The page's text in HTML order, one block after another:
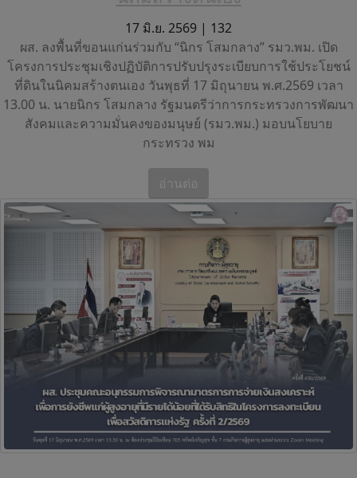
17 มิ.ย. 2569 | 132
ผส. ลงพื้นที่ขอนแก่นร่วมกับ “นิกร โสมกลาง” รมว.พม. เปิด
โครงการประชุมเชิงปฏิบัติการปรับปรุงระเบียบการใช้ประโยชน์
ที่ดินในนิคมสร้างตนเอง วันพุธที่ 17 มิถุนายน พ.ศ.2569 เวลา
13.00 น. นายนิกร โสมกลาง รัฐมนตรีว่าการกระทรวงการพัฒนา
สังคมและความมั่นคงของมนุษย์ (รมว.พม.) มอบนโยบาย
กระทรวง พม
อ่านต่อ